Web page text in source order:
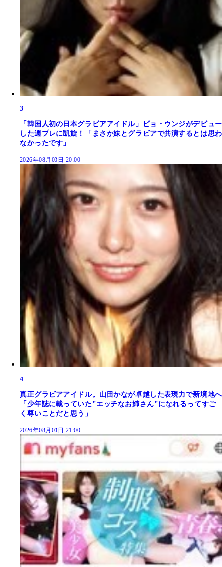
3
「韓国人初の日本グラビアアイドル」ピョ・ウンジがデビュー
した週プレに凱旋！「まさか妹とグラビアで共演するとは思わ
なかったです」
2026年08月03日 20:00
4
真正グラビアアイドル。山田かなが卓越した表現力で新境地へ
「少年誌に載っていた"エッチなお姉さん"になれるってすご
く尊いことだと思う」
2026年08月03日 21:00